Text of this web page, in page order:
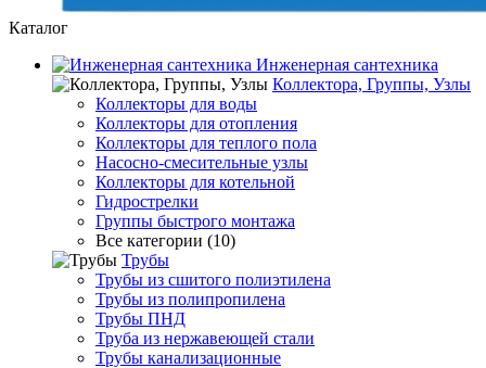
Каталог
Инженерная сантехника
Коллектора, Группы, Узлы
Коллекторы для воды
Коллекторы для отопления
Коллекторы для теплого пола
Насосно-смесительные узлы
Коллекторы для котельной
Гидрострелки
Группы быстрого монтажа
Все категории (10)
Трубы
Трубы из сшитого полиэтилена
Трубы из полипропилена
Трубы ПНД
Труба из нержавеющей стали
Трубы канализационные